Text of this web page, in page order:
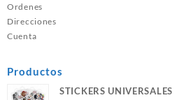
Ordenes
Direcciones
Cuenta
Productos
STICKERS UNIVERSALES